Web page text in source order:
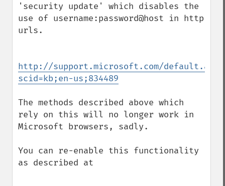
'security update' which disables the
use of username:password@host in http
urls.
http://support.microsoft.com/
scid=kb;en-us;834489
The methods described above which
rely on this will no longer work in
Microsoft browsers, sadly.
You can re-enable this functionality
as described at